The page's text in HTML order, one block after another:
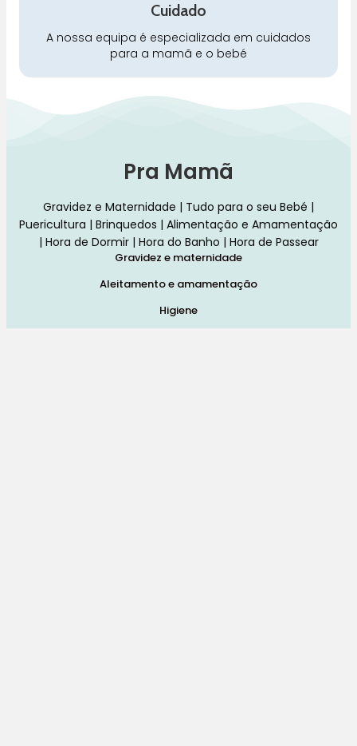
Cuidado
A nossa equipa é especializada em cuidados
para a mamã e o bebé
Pra Mamã
Gravidez e Maternidade | Tudo para o seu Bebé |
Puericultura | Brinquedos | Alimentação e Amamentação
| Hora de Dormir | Hora do Banho | Hora de Passear
Gravidez e maternidade
Aleitamento e amamentação
Higiene